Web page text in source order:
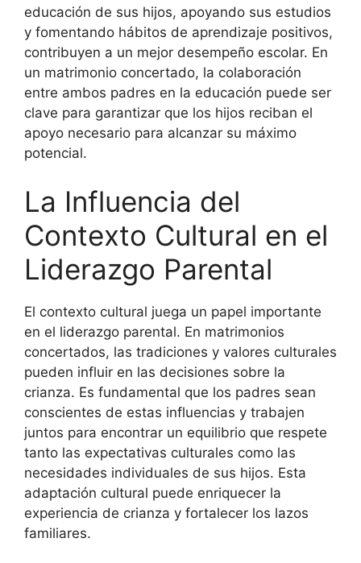
educación de sus hijos, apoyando sus estudios
y fomentando hábitos de aprendizaje positivos,
contribuyen a un mejor desempeño escolar. En
un matrimonio concertado, la colaboración
entre ambos padres en la educación puede ser
clave para garantizar que los hijos reciban el
apoyo necesario para alcanzar su máximo
potencial.
La Influencia del
Contexto Cultural en el
Liderazgo Parental
El contexto cultural juega un papel importante
en el liderazgo parental. En matrimonios
concertados, las tradiciones y valores culturales
pueden influir en las decisiones sobre la
crianza. Es fundamental que los padres sean
conscientes de estas influencias y trabajen
juntos para encontrar un equilibrio que respete
tanto las expectativas culturales como las
necesidades individuales de sus hijos. Esta
adaptación cultural puede enriquecer la
experiencia de crianza y fortalecer los lazos
familiares.